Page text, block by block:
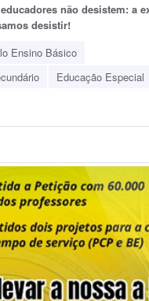
não desistem: a
desistir!
Ensino Básico
Educação Especial